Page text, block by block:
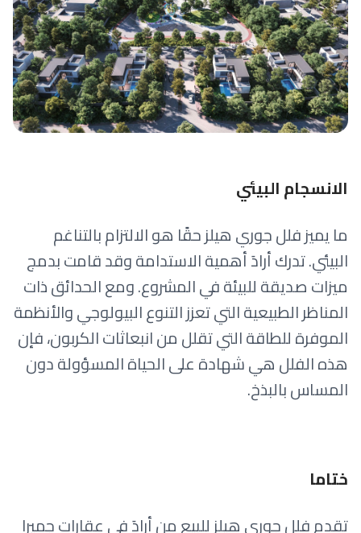
الانسجام البيئي
ما يميز فلل جوري هيلز حقًا هو الالتزام بالتناغم
البيئي. تدرك أرادَ أهمية الاستدامة وقد قامت بدمج
ميزات صديقة للبيئة في المشروع. ومع الحدائق ذات
المناظر الطبيعية التي تعزز التنوع البيولوجي والأنظمة
الموفرة للطاقة التي تقلل من انبعاثات الكربون، فإن
هذه الفلل هي شهادة على الحياة المسؤولة دون
المساس بالبذخ.
ختاما
تقدم فلل جوري هيلز للبيع من أرادَ في عقارات جميرا